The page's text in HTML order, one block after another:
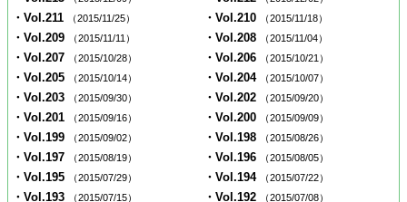
・Vol.211 （2015/11/25） ・Vol.210 （2015/11/18）
・Vol.209 （2015/11/11） ・Vol.208 （2015/11/04）
・Vol.207 （2015/10/28） ・Vol.206 （2015/10/21）
・Vol.205 （2015/10/14） ・Vol.204 （2015/10/07）
・Vol.203 （2015/09/30） ・Vol.202 （2015/09/20）
・Vol.201 （2015/09/16） ・Vol.200 （2015/09/09）
・Vol.199 （2015/09/02） ・Vol.198 （2015/08/26）
・Vol.197 （2015/08/19） ・Vol.196 （2015/08/05）
・Vol.195 （2015/07/29） ・Vol.194 （2015/07/22）
・Vol.193 （2015/07/15） ・Vol.192 （2015/07/08）